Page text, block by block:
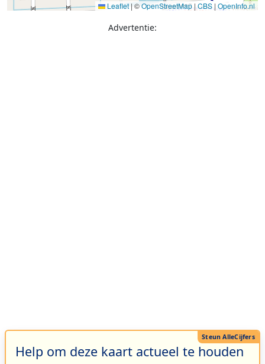
Leaflet | ©OpenStreetMap | CBS | OpenInfo.nl
Advertentie:
Help om deze kaart actueel te houden